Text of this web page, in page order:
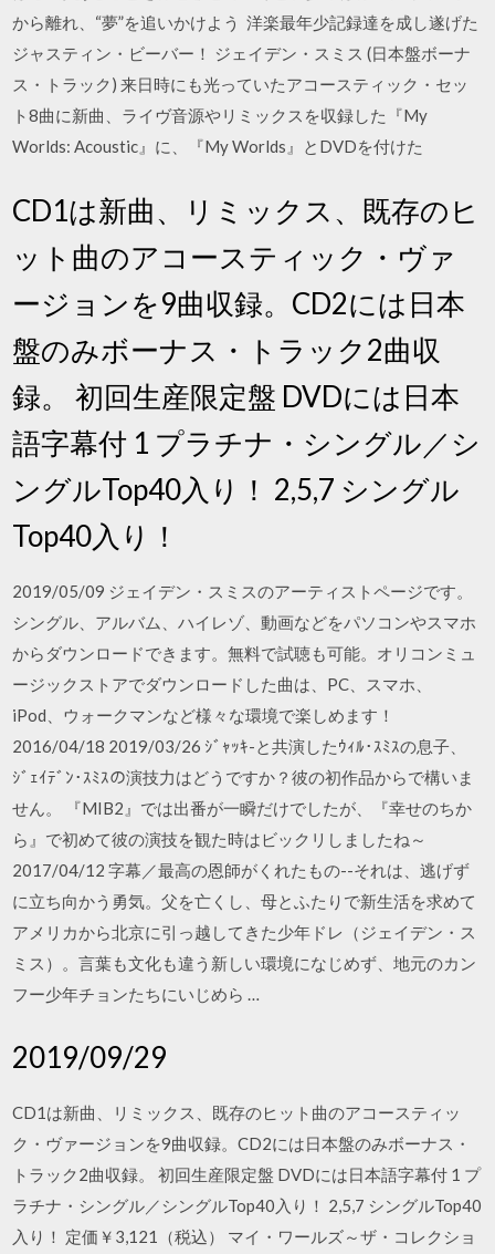
から離れ、“夢”を追いかけよう 洋楽最年少記録達を成し遂げた
ジャスティン・ビーバー！ ジェイデン・スミス (日本盤ボーナ
ス・トラック) 来日時にも光っていたアコースティック・セッ
ト8曲に新曲、ライヴ音源やリミックスを収録した『My
Worlds: Acoustic』に、『My Worlds』とDVDを付けた
CD1は新曲、リミックス、既存のヒ
ット曲のアコースティック・ヴァ
ージョンを9曲収録。CD2には日本
盤のみボーナス・トラック2曲収
録。 初回生産限定盤 DVDには日本
語字幕付 1 プラチナ・シングル／シ
ングルTop40入り！ 2,5,7 シングル
Top40入り！
2019/05/09 ジェイデン・スミスのアーティストページです。
シングル、アルバム、ハイレゾ、動画などをパソコンやスマホ
からダウンロードできます。無料で試聴も可能。オリコンミュ
ージックストアでダウンロードした曲は、PC、スマホ、
iPod、ウォークマンなど様々な環境で楽しめます！
2016/04/18 2019/03/26 ｼﾞｬｯｷ-と共演したｳｨﾙ･ｽﾐｽの息子、
ｼﾞｪｲﾃﾞﾝ･ｽﾐｽの演技力はどうですか？彼の初作品からで構いま
せん。 『MIB2』では出番が一瞬だけでしたが、『幸せのちか
ら』で初めて彼の演技を観た時はビックリしましたね～
2017/04/12 字幕／最高の恩師がくれたもの--それは、逃げず
に立ち向かう勇気。父を亡くし、母とふたりで新生活を求めて
アメリカから北京に引っ越してきた少年ドレ（ジェイデン・ス
ミス）。言葉も文化も違う新しい環境になじめず、地元のカン
フー少年チョンたちにいじめら …
2019/09/29
CD1は新曲、リミックス、既存のヒット曲のアコースティッ
ク・ヴァージョンを9曲収録。CD2には日本盤のみボーナス・
トラック2曲収録。 初回生産限定盤 DVDには日本語字幕付 1 プ
ラチナ・シングル／シングルTop40入り！ 2,5,7 シングルTop40
入り！ 定価￥3,121（税込） マイ・ワールズ～ザ・コレクショ